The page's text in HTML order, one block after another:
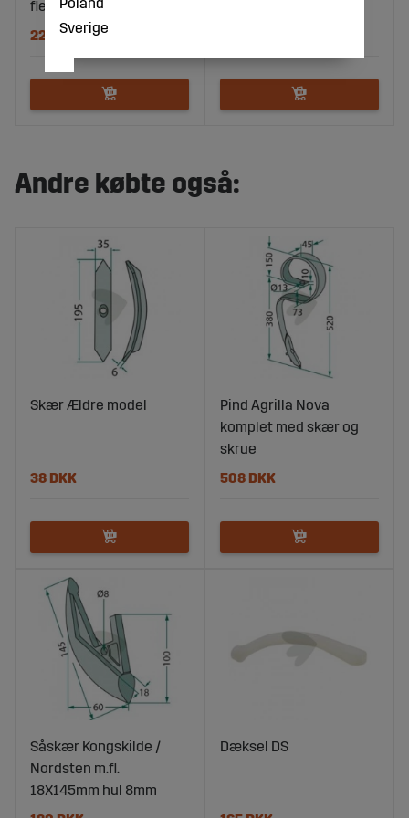
flere
228 DKK
Andre købte også:
Skær Ældre model
38 DKK
Pind Agrilla Nova
komplet med skær og
skrue
508 DKK
Såskær Kongskilde /
Nordsten m.fl.
18X145mm hul 8mm
Dæksel DS
Sverige